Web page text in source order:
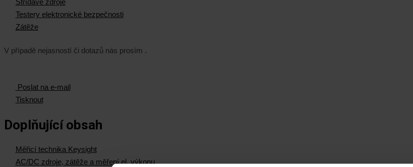
Testery elektronické bezpečnosti
Zátěže
V případě nejasností či dotazů nás prosím .
Poslat na e-mail
Tisknout
Doplňující obsah
Měřicí technika Keysight
AC/DC zdroje, zátěže a měření el. výkonu